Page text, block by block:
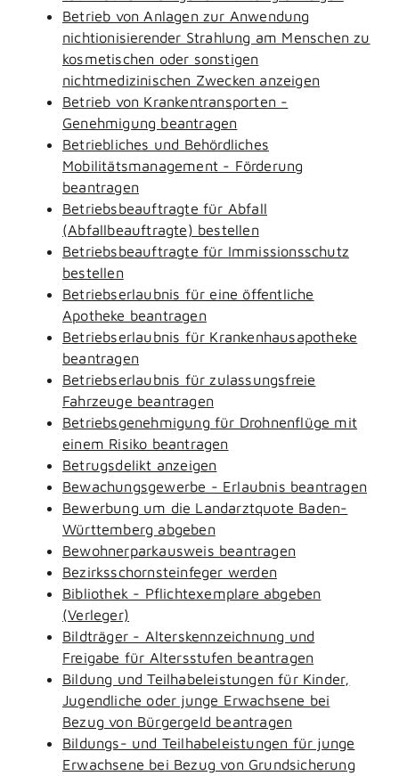
Betrieb von Anlagen zur Anwendung
nichtionisierender Strahlung am Menschen zu
kosmetischen oder sonstigen
nichtmedizinischen Zwecken anzeigen
Betrieb von Krankentransporten -
Genehmigung beantragen
Betriebliches und Behördliches
Mobilitätsmanagement - Förderung
beantragen
Betriebsbeauftragte für Abfall
(Abfallbeauftragte) bestellen
Betriebsbeauftragte für Immissionsschutz
bestellen
Betriebserlaubnis für eine öffentliche
Apotheke beantragen
Betriebserlaubnis für Krankenhausapotheke
beantragen
Betriebserlaubnis für zulassungsfreie
Fahrzeuge beantragen
Betriebsgenehmigung für Drohnenflüge mit
einem Risiko beantragen
Betrugsdelikt anzeigen
Bewachungsgewerbe - Erlaubnis beantragen
Bewerbung um die Landarztquote Baden-
Württemberg abgeben
Bewohnerparkausweis beantragen
Bezirksschornsteinfeger werden
Bibliothek - Pflichtexemplare abgeben
(Verleger)
Bildträger - Alterskennzeichnung und
Freigabe für Altersstufen beantragen
Bildung und Teilhabeleistungen für Kinder,
Jugendliche oder junge Erwachsene bei
Bezug von Bürgergeld beantragen
Bildungs- und Teilhabeleistungen für junge
Erwachsene bei Bezug von Grundsicherung